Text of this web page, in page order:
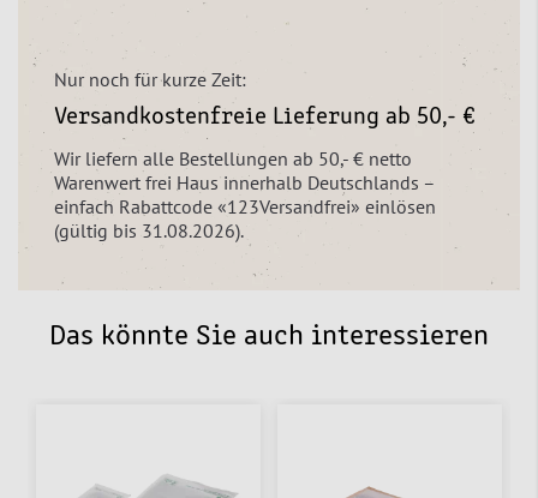
Nur noch für kurze Zeit:
Versandkostenfreie Lieferung ab 50,- €
Wir liefern alle Bestellungen ab 50,- € netto
Warenwert frei Haus innerhalb Deutschlands –
einfach Rabattcode «123Versandfrei» einlösen
(gültig bis 31.08.2026).
Das könnte Sie auch interessieren